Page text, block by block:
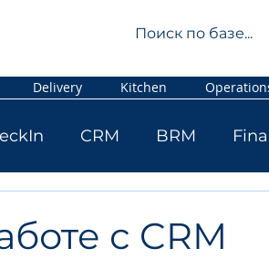
Delivery Kitchen
CRM BRM
с CRM